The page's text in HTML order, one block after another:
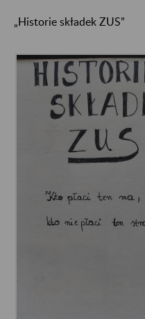
„Historie składek ZUS”